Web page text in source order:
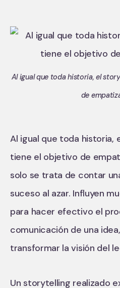
Al igual que toda historia, el
de
Al igual que toda historia,
tiene el objetivo de
solo se trata de contar
suceso al azar. Influyen
para hacer efectivo el
comunicación de una
transformar la visión del
Un storytelling realizado